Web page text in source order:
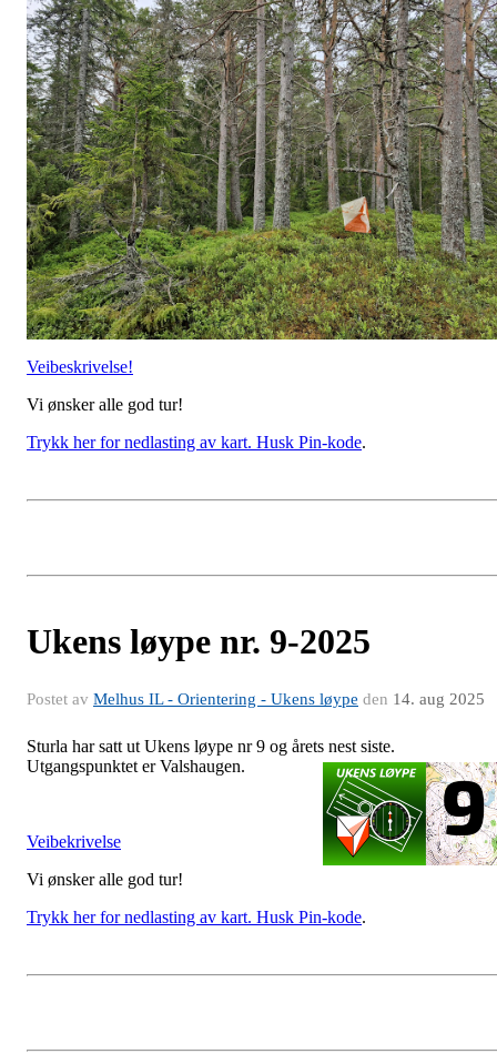
Veibeskrivelse!
Vi ønsker alle god tur!
Trykk her for nedlasting av kart. Husk Pin-kode.
Ukens løype nr. 9-2025
Postet av Melhus IL - Orientering - Ukens løype den 14. aug 2025
Sturla har satt ut Ukens løype nr 9 og årets nest siste.
Utgangspunktet er Valshaugen.
Veibekrivelse
Vi ønsker alle god tur!
Trykk her for nedlasting av kart. Husk Pin-kode.